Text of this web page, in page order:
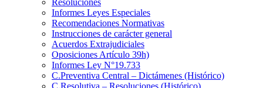
Resoluciones
Informes Leyes Especiales
Recomendaciones Normativas
Instrucciones de carácter general
Acuerdos Extrajudiciales
Oposiciones Artículo 39h)
Informes Ley N°19.733
C.Preventiva Central – Dictámenes (Histórico)